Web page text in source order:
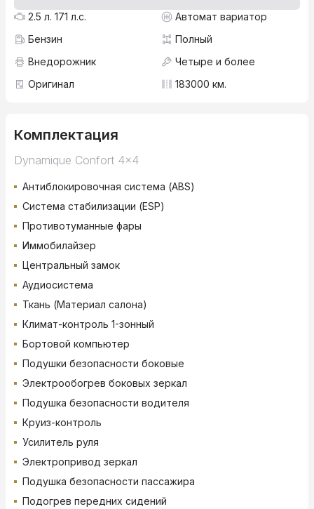
2.5 л. 171 л.с.
Автомат вариатор
Бензин
Полный
Внедорожник
Четыре и более
Оригинал
183000 км.
Комплектация
Dynamique Confort 4x4
Антиблокировочная система (ABS)
Система стабилизации (ESP)
Противотуманные фары
Иммобилайзер
Центральный замок
Аудиосистема
Ткань (Материал салона)
Климат-контроль 1-зонный
Бортовой компьютер
Подушки безопасности боковые
Электрообогрев боковых зеркал
Подушка безопасности водителя
Круиз-контроль
Усилитель руля
Электропривод зеркал
Подушка безопасности пассажира
Подогрев передних сидений